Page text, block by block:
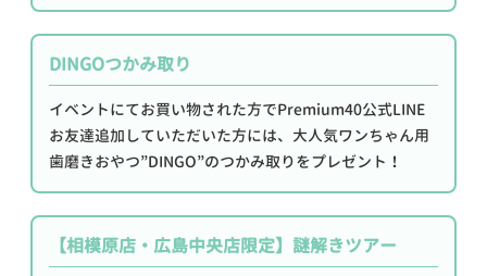
DINGOつかみ取り
イベントにてお買い物された方でPremium40公式LINE
お友達追加していただいた方には、大人気ワンちゃん用
歯磨きおやつ”DINGO”のつかみ取りをプレゼント！
【相模原店・広島中央店限定】謎解きツアー